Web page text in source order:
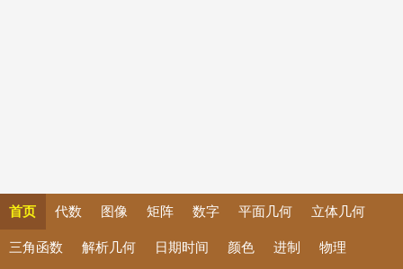
首页 代数 图像 矩阵 数字 平面几何 立体几何
三角函数 解析几何 日期时间 颜色 进制 物理